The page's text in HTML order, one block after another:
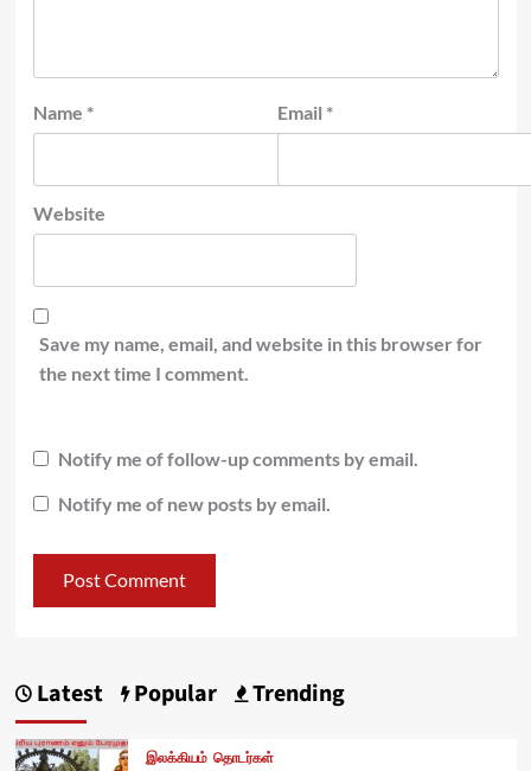
Name * Email *
Website
Save my name, email, and website in this browser for
the next time I comment.
Notify me of follow-up comments by email.
Notify me of new posts by email.
Latest Popular Trending
இலக்கியம் தொடர்கள்